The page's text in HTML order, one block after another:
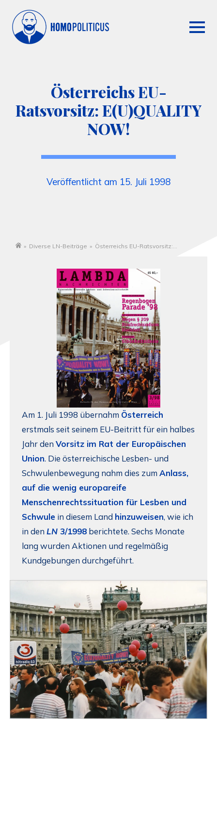
Österreichs EU-
Ratsvorsitz: E(U)QUALITY
NOW!
Veröffentlicht am 15. Juli 1998
» Diverse LN-Beiträge » Österreichs EU-Ratsvorsitz:
Am 1. Juli 1998 übernahm Österreich
erstmals seit seinem EU-Beitritt für ein halbes
Jahr den Vorsitz im Rat der Europäischen
Union. Die österreichische Lesben- und
Schwulenbewegung nahm dies zum Anlass,
auf die wenig europareife
Menschenrechtssituation für Lesben und
Schwule in diesem Land hinzuweisen, wie ich
in den LN 3/1998 berichtete. Sechs Monate
lang wurden Aktionen und regelmäßig
Kundgebungen durchgeführt.